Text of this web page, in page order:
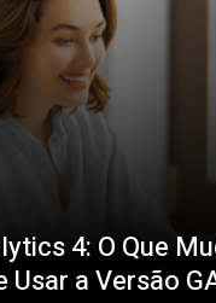
4: O Que
Usar a Versão